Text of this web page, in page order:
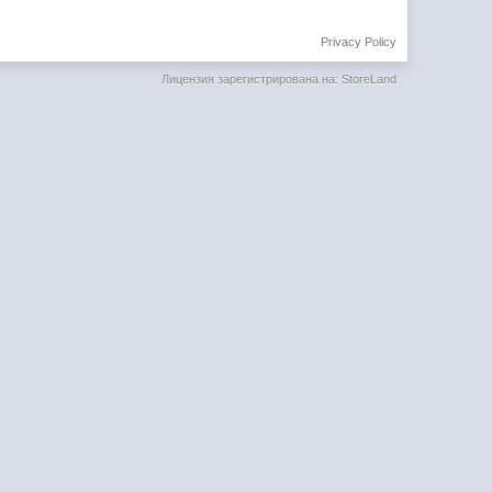
Privacy Policy
Лицензия зарегистрирована на: StoreLand